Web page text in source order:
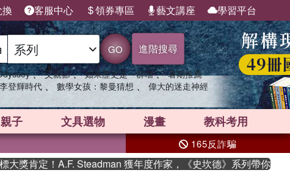
客服中心 領券專區 藝文講座 學習平台
GO 進階搜尋
、 父親節 、 如果歷史是一群喵 、 暑期推薦
登輝時代 、 數學女孩：黎曼猜想 、 偉大的迷走神經
親子 文具選物 漫畫 教科考用
165反詐騙
獎肯定！A.F. Steadman 獲年度作家，《史坎德》系列帶你踏上